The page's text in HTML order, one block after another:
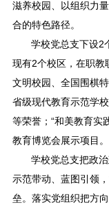
滋养校园、以组织力
合的特色路径。
学校党总支下设2
现有2个校区，在职教
文明校园、全国围棋
省级现代教育示范学
等荣誉；“和美教育实
教育博览会展示项目。
学校党总支把政
示范带动、蓝图引领
垒。落实党组织把方